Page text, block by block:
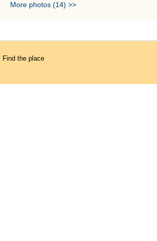
More photos (14) >>
Find the place